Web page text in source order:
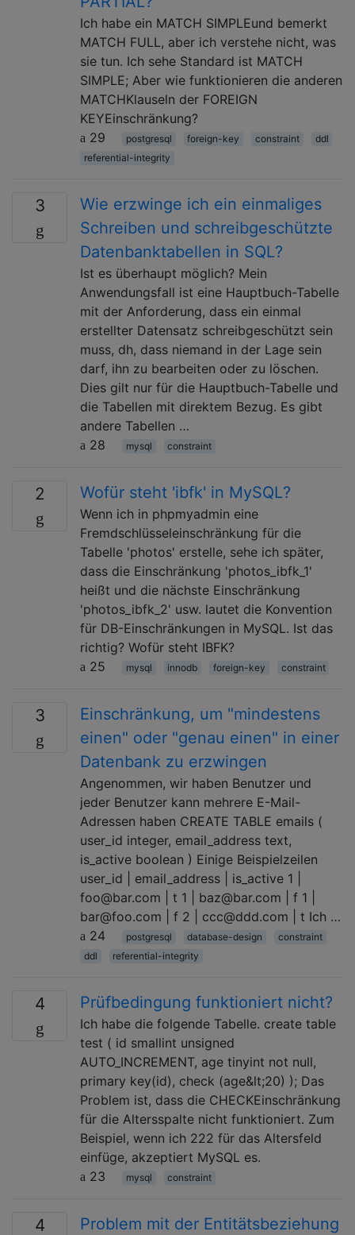
Ich habe ein MATCH SIMPLEund bemerkt
MATCH FULL, aber ich verstehe nicht, was
sie tun. Ich sehe Standard ist MATCH
SIMPLE; Aber wie funktionieren die anderen
MATCHKlauseln der FOREIGN
KEYEinschränkung?
29
postgresql foreign-key constraint
ddl
referential-integrity
3
Wie erzwinge ich ein einmaliges
Schreiben und schreibgeschützte
Datenbanktabellen in SQL?
Ist es überhaupt möglich? Mein
Anwendungsfall ist eine Hauptbuch-Tabelle
mit der Anforderung, dass ein einmal
erstellter Datensatz schreibgeschützt sein
muss, dh, dass niemand in der Lage sein
darf, ihn zu bearbeiten oder zu löschen.
Dies gilt nur für die Hauptbuch-Tabelle und
die Tabellen mit direktem Bezug. Es gibt
andere Tabellen …
28
mysql constraint
2 Wofür steht 'ibfk' in MySQL?
Wenn ich in phpmyadmin eine
Fremdschlüsseleinschränkung für die
Tabelle 'photos' erstelle, sehe ich später,
dass die Einschränkung 'photos_ibfk_1'
heißt und die nächste Einschränkung
'photos_ibfk_2' usw. lautet die Konvention
für DB-Einschränkungen in MySQL. Ist das
richtig? Wofür steht IBFK?
25
mysql innodb foreign-key constraint
3
Einschränkung, um "mindestens
einen" oder "genau einen" in einer
Datenbank zu erzwingen
Angenommen, wir haben Benutzer und
jeder Benutzer kann mehrere E-Mail-
Adressen haben CREATE TABLE emails (
user_id integer, email_address text,
is_active boolean ) Einige Beispielzeilen
user_id | email_address | is_active 1 |
foo@bar.com | t 1 | baz@bar.com | f 1 |
bar@foo.com | f 2 | ccc@ddd.com | t Ich …
24
postgresql database-design
constraint
ddl
referential-integrity
4 Prüfbedingung funktioniert nicht?
Ich habe die folgende Tabelle. create table
test ( id smallint unsigned
AUTO_INCREMENT, age tinyint not null,
primary key(id), check (age&lt;20) ); Das
Problem ist, dass die CHECKEinschränkung
für die Altersspalte nicht funktioniert. Zum
Beispiel, wenn ich 222 für das Altersfeld
einfüge, akzeptiert MySQL es.
23
mysql constraint
4 Problem mit der Entitätsbeziehung